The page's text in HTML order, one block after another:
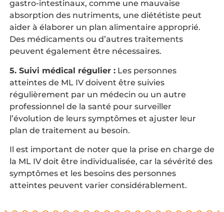
gastro-intestinaux, comme une mauvaise
absorption des nutriments, une diététiste peut
aider à élaborer un plan alimentaire approprié.
Des médicaments ou d’autres traitements
peuvent également être nécessaires.
5. Suivi médical régulier :Les personnes
atteintes de ML IV doivent être suivies
régulièrement par un médecin ou un autre
professionnel de la santé pour surveiller
l’évolution de leurs symptômes et ajuster leur
plan de traitement au besoin.
Il est important de noter que la prise en charge de
la ML IV doit être individualisée, car la sévérité des
symptômes et les besoins des personnes
atteintes peuvent varier considérablement.